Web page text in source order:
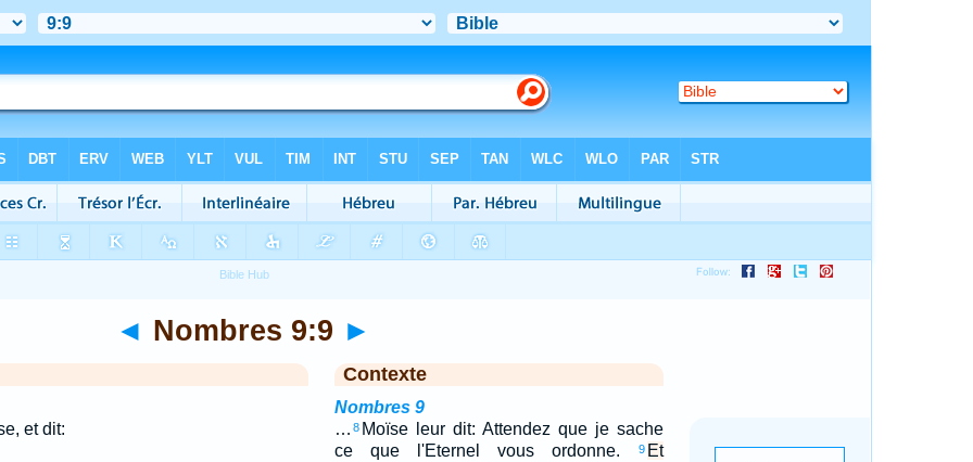
◄ Nombres 9:9 ►
et dit:
Contexte
Nombres 9
… 8 Moïse leur dit: Attendez que je sache
ce que l'Eternel vous ordonne.
9 Et